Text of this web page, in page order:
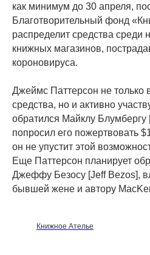
как минимум до 30 апреля,
Благотворительный фонд
распределит средства среди
книжных магазинов,
короновируса.
Джеймс Паттерсон не только
средства, но и активно
обратился Майклу Блумбергу
попросил его пожертвовать
он не упустит этой
Еще Паттерсон планирует
Джеффу Безосу [Jeff Bezos],
бывшей жене и автору
Книжное Ателье